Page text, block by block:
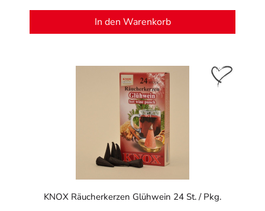
In den Warenkorb
KNOX Räucherkerzen Glühwein 24 St. / Pkg.